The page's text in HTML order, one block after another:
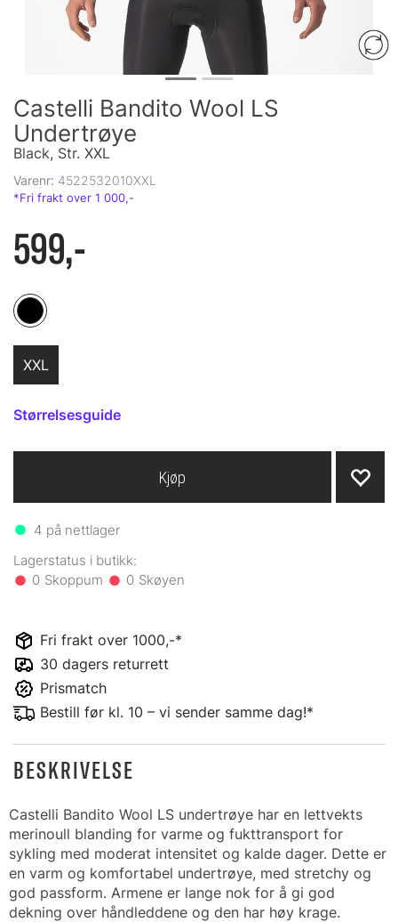
Castelli Bandito Wool LS
Undertrøye
Black, Str. XXL
Varenr: 4522532010XXL
599,-
XXL
Størrelsesguide
4 på nettlager
0 0
Kjøp
Fri frakt over 1000,-*
30 dagers returrett
Prismatch
Bestill før kl. 10 – vi sender samme dag!*
BESKRIVELSE
Castelli Bandito Wool LS undertrøye har en lettvekts
merinoull blanding for varme og fukttransport for
sykling med moderat intensitet og kalde dager. Dette er
en varm og komfortabel undertrøye, med stretchy og
god passform. Armene er lange nok for å gi god
dekning over håndleddene og den har høy krage.